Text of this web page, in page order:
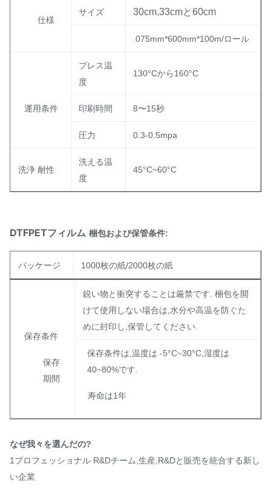
仕様
サイズ 30cm,33cmと60cm
.075mm*600mm*100m/ロール
運用条件
プレス温
度
130°Cから160°C
印刷時間 8〜15秒
圧力 0.3-0.5mpa
洗浄 耐性
洗える温
度
45°C~60°C
DTFPETフィルム 梱包および保管条件:
パッケージ 1000枚の紙/2000枚の紙
保存条件
保存
期間
鋭い物と衝突することは厳禁です. 梱包を開
けて使用しない場合は,水分や高温を防ぐた
めに封印し,保管してください.
保存条件は,温度は -5°C~30°C,湿度は
40~80%です.
寿命は1年
なぜ我々を選んだの?
1プロフェッショナル R&Dチーム,生産,R&Dと販売を統合する新し
い企業